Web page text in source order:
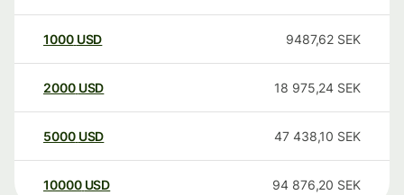
1000 USD 9487,62 SEK
2000 USD 18 975,24 SEK
5000 USD 47 438,10 SEK
10000 USD 94 876,20 SEK